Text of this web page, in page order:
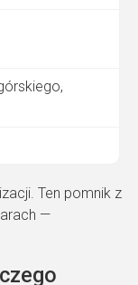
Ten pomnik z
—